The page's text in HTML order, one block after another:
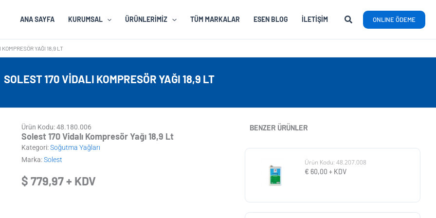
ANA SAYFA KURUMSAL ÜRÜNLERIMIZ TÜM MARKALAR ESEN BLOG İLETIŞIM ONLINE ÖDEME
YAĞI 18,9 LT
SOLEST 170 VIDALI KOMPRESÖR YAĞI 18,9 LT
Ürün Kodu: 48.180.006
Solest 170 Vidalı Kompresör Yağı 18,9 Lt
Kategori:Soğutma Yağları
Marka:Solest
$ 779,97+ KDV
BENZER ÜRÜNLER
Ürün Kodu: 48.207.008
€ 60,00 + KDV